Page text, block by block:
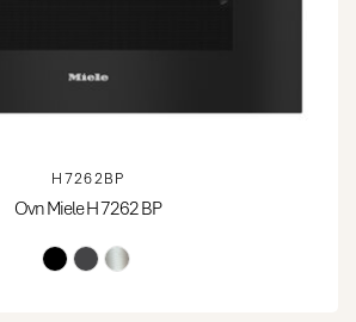
H7262BP
Ovn Miele H 7262 BP